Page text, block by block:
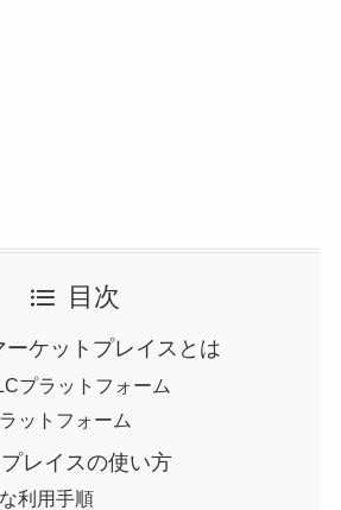
目次
ーケットプレイスとは
プラットフォーム
ットフォーム
レイスの使い方
利用手順